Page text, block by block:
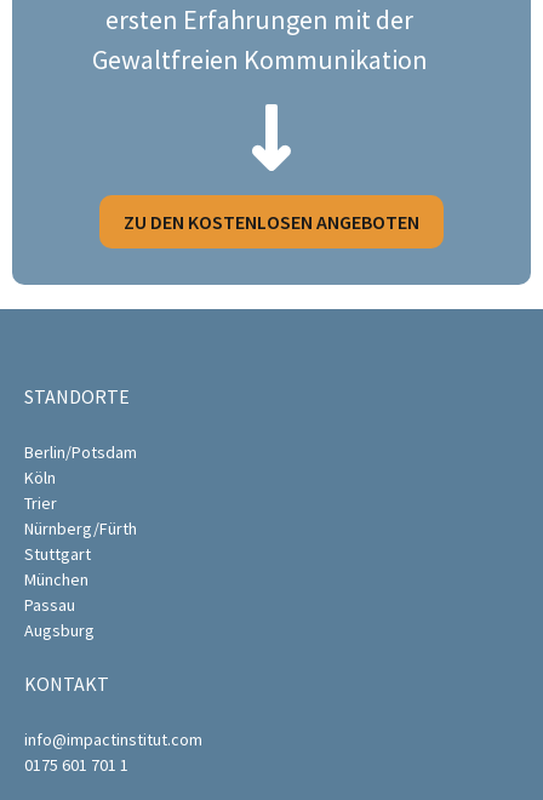
ersten Erfahrungen mit der
Gewaltfreien Kommunikation
ZU DEN KOSTENLOSEN ANGEBOTEN
STANDORTE
Berlin/Potsdam
Köln
Trier
Nürnberg/Fürth
Stuttgart
München
Passau
Augsburg
KONTAKT
info@impactinstitut.com
0175 601 701 1